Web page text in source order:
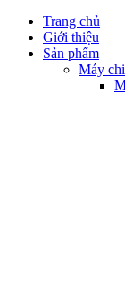
Trang chủ
Giới thiệu
Sản phẩm
Máy